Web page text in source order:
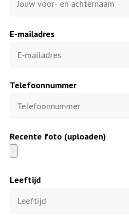
E-mailadres
Telefoonnummer
Recente foto (uploaden)
Leeftijd